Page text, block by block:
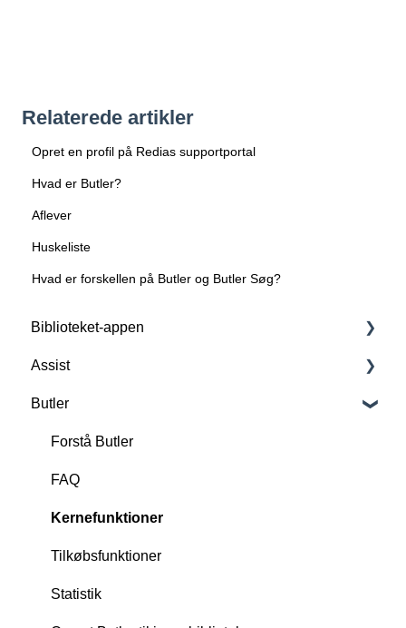
Relaterede artikler
Opret en profil på Redias supportportal
Hvad er Butler?
Aflever
Huskeliste
Hvad er forskellen på Butler og Butler Søg?
Biblioteket-appen
Forstå Biblioteket-appen
Basisfunktioner
Tilkøbsfunktioner: All-in-One
Tilkøbsfunktion: Lån & Aflever
Tilkøbsfunktion: Kø+
Tilkøbsfunktion: Flerbruger
Tilkøbsfunktion: Servicemeddelelser
Assist
Forstå Assist
Scan, opret og slet RFID-tags
FAQ
Funktioner
Opsæt appen til jeres bibliotek
Udvikling
Butler
Forstå Butler
FAQ
Kernefunktioner
Tilkøbsfunktioner
Statistik